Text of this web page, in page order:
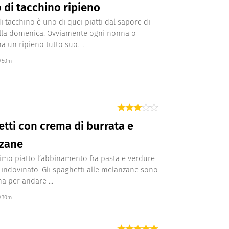
di tacchino ripieno
tacchino è uno di quei piatti dal sapore di
domenica. Ovviamente ogni nonna o
un ripieno tutto suo. ...
50m
con crema di burrata e
piatto l’abbinamento fra pasta e verdure
Gli spaghetti alle melanzane sono
per andare ...
30m